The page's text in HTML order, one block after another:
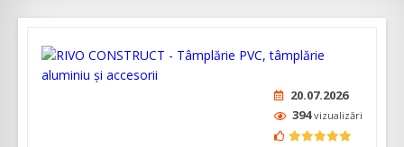
20.07.2026
394vizualizări